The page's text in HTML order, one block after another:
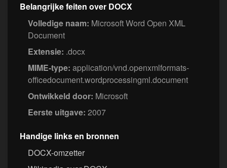
Belangrijke feiten over DOCX
Volledige naam: Microsoft Word Open XML
Document
Extensie: .docx
MIME-type: application/vnd.openxmlformats-
officedocument.wordprocessingml.document
Ontwikkeld door: Microsoft
Eerste uitgave: 2007
Handige links en bronnen
DOCX-omzetter